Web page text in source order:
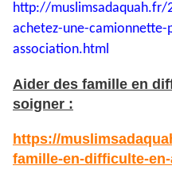
http://muslimsadaquah.fr/
achetez-une-camionnette-
association.html
Aider des famille en
soigner :
https://
famille-en-difficulte-